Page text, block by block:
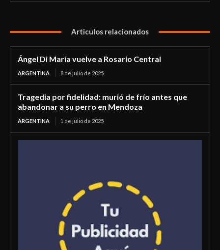
Articulos relacionados
Ángel Di María vuelve a Rosario Central
ARGENTINA 8 de julio de 2025
Tragedia por fidelidad: murió de frío antes que
abandonar a su perro en Mendoza
ARGENTINA 1 de julio de 2025